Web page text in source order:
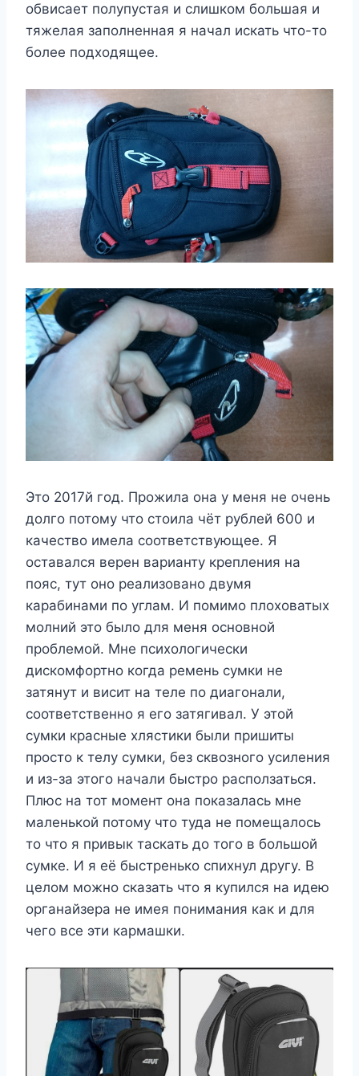
обвисает полупустая и слишком большая и
тяжелая заполненная я начал искать что-то
более подходящее.
Это 2017й год. Прожила она у меня не очень
долго потому что стоила чёт рублей 600 и
качество имела соответствующее. Я
оставался верен варианту крепления на
пояс, тут оно реализовано двумя
карабинами по углам. И помимо плоховатых
молний это было для меня основной
проблемой. Мне психологически
дискомфортно когда ремень сумки не
затянут и висит на теле по диагонали,
соответственно я его затягивал. У этой
сумки красные хлястики были пришиты
просто к телу сумки, без сквозного усиления
и из-за этого начали быстро расползаться.
Плюс на тот момент она показалась мне
маленькой потому что туда не помещалось
то что я привык таскать до того в большой
сумке. И я её быстренько спихнул другу. В
целом можно сказать что я купился на идею
органайзера не имея понимания как и для
чего все эти кармашки.